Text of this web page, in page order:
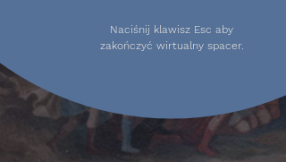
Naciśnij klawisz Esc aby
zakończyć wirtualny spacer.